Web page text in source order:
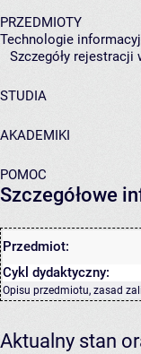
PRZEDMIOTY
Technologie
Szczegóły rejestracji
STUDIA
AKADEMIKI
POMOC
Szczegółowe
Przedmiot:
Cykl dydaktyczny:
Opisu przedmiotu, zasad
Aktualny stan